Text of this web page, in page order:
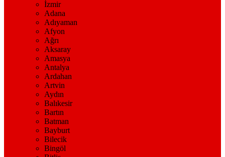
İzmir
Adana
Adıyaman
Afyon
Ağrı
Aksaray
Amasya
Antalya
Ardahan
Artvin
Aydın
Balıkesir
Bartın
Batman
Bayburt
Bilecik
Bingöl